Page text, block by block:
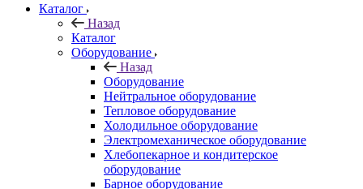
Каталог
Назад
Каталог
Оборудование
Назад
Оборудование
Нейтральное оборудование
Тепловое оборудование
Холодильное оборудование
Электромеханическое оборудование
Хлебопекарное и кондитерское
оборудование
Барное оборудование